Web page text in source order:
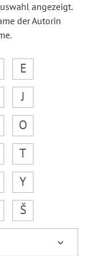
angezeigt.
der Autorin
E
J
O
T
Y
Š